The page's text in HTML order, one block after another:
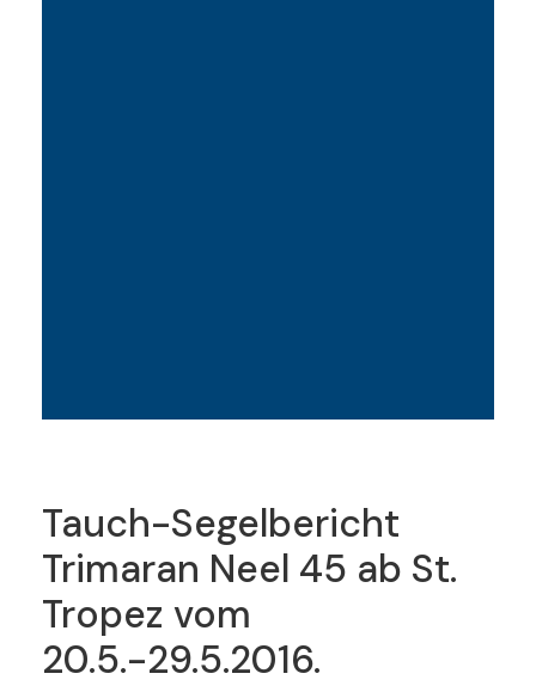
Tauch-Segelbericht
Trimaran Neel 45 ab St.
Tropez vom
20.5.-29.5.2016.